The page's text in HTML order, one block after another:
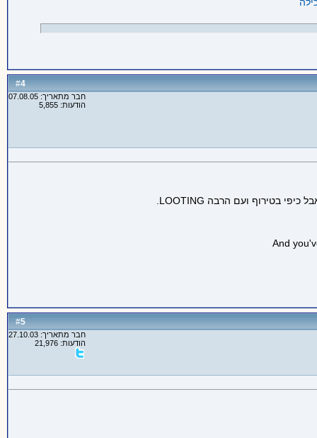
#
4
חבר מתאריך: 07.08.05
הודעות: 5,855
And
#
5
חבר מתאריך: 27.10.03
הודעות: 21,976